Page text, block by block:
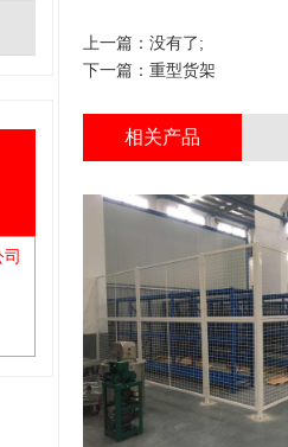
上一篇：没有了;
下一篇： 重型货架
相关产品